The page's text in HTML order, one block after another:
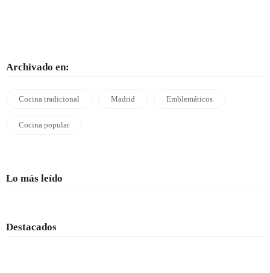
Archivado en:
Cocina tradicional Madrid Emblemáticos
Cocina popular
Lo más leído
Destacados